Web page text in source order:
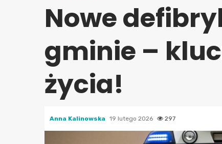
Nowe
gminie –
życia!
Anna Kalinowska 19 lutego 2026 297